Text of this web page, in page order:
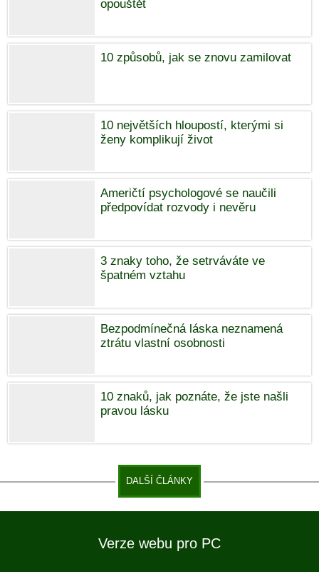
opouštět
10 způsobů, jak se znovu zamilovat
10 největších hloupostí, kterými si
ženy komplikují život
Američtí psychologové se naučili
předpovídat rozvody i nevěru
3 znaky toho, že setrváváte ve
špatném vztahu
Bezpodmínečná láska neznamená
ztrátu vlastní osobnosti
10 znaků, jak poznáte, že jste našli
pravou lásku
DALŠÍ ČLÁNKY
Verze webu pro PC